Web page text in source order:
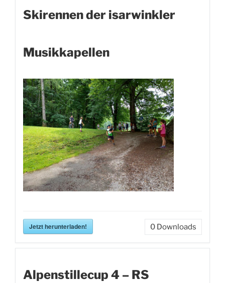
Skirennen der isarwinkler
Musikkapellen
Jetzt herunterladen! 0 Downloads
Alpenstillecup 4 – RS